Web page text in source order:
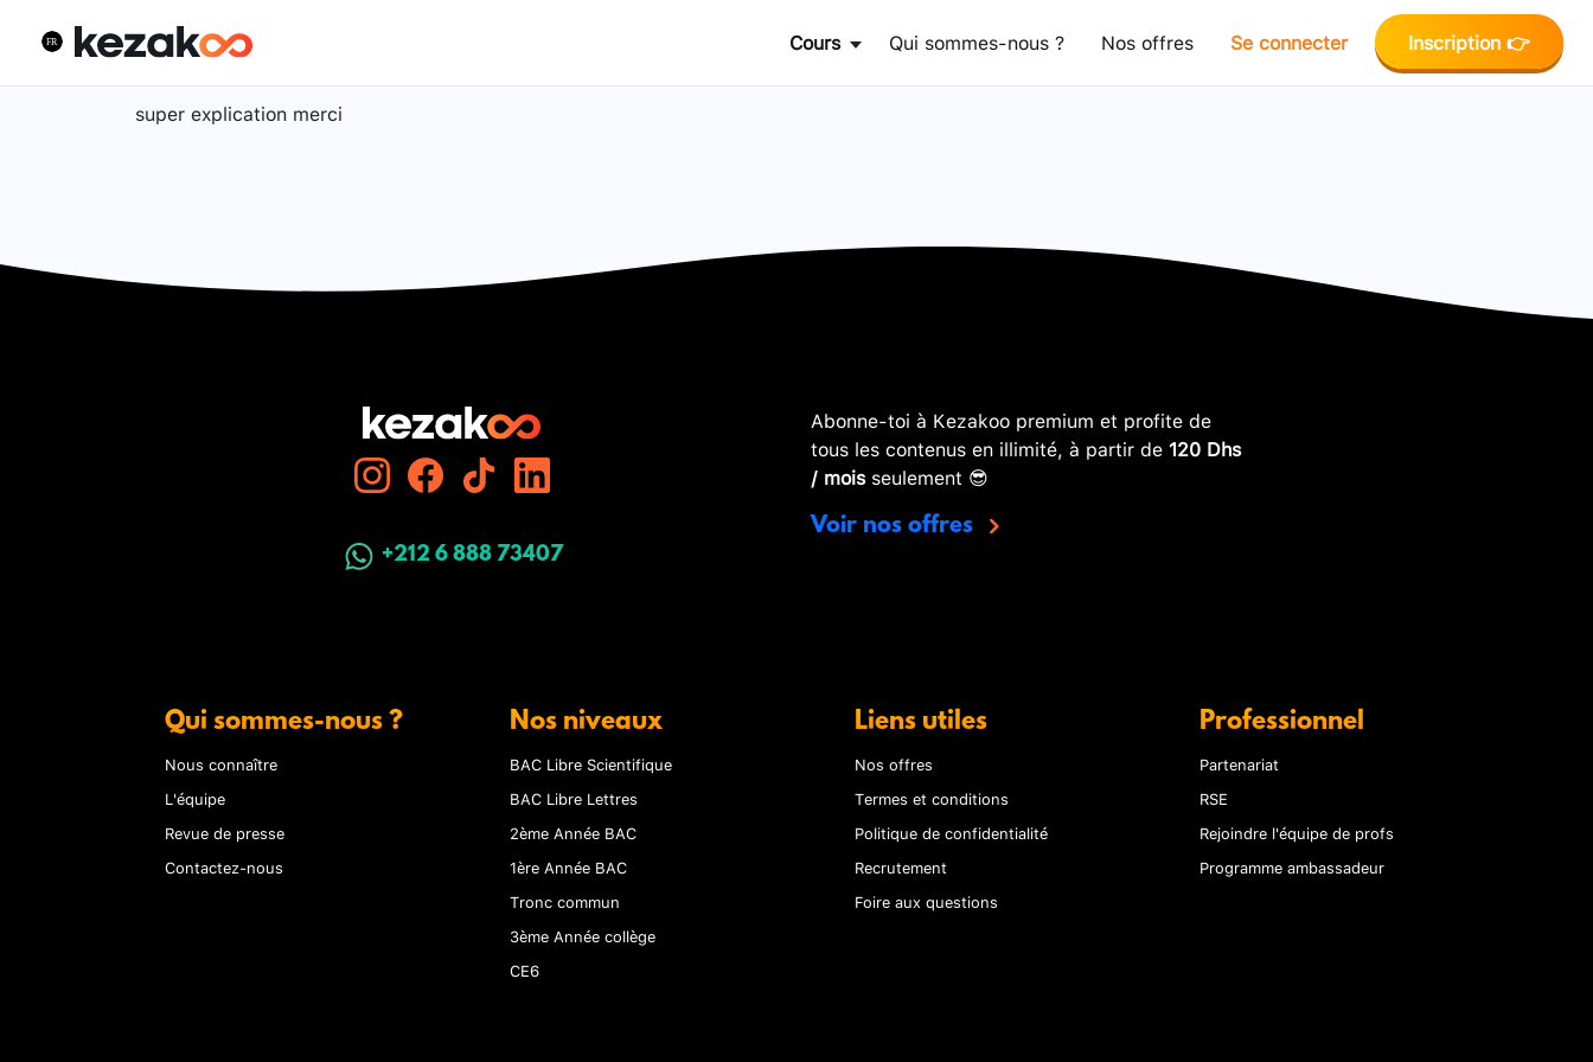
Cours Qui sommes-nous ? Nos offres Se connecter Inscription 👉
super explication merci
+212 6 888 73407
Abonne-toi à Kezakoo premium et profite de
tous les contenus en illimité, à partir de 120 Dhs
/ moisseulement 😎
Voir nos offres
Qui sommes-nous ?
Nous connaître
L'équipe
Revue de presse
Contactez-nous
Nos niveaux
BAC Libre Scientifique
BAC Libre Lettres
2ème Année BAC
1ère Année BAC
Tronc commun
3ème Année collège
CE6
Liens utiles
Nos offres
Termes et conditions
Politique de confidentialité
Recrutement
Foire aux questions
Professionnel
Partenariat
RSE
Rejoindre l'équipe de profs
Programme ambassadeur